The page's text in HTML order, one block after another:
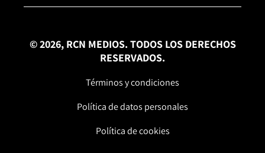
© 2026, RCN MEDIOS. TODOS LOS DERECHOS
RESERVADOS.
Términos y condiciones
Política de datos personales
Política de cookies